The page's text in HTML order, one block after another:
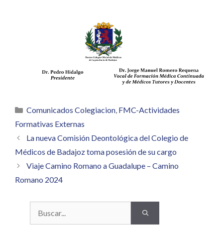
Categorías
Comunicados Colegiacion, FMC-Actividades
Formativas Externas
La nueva Comisión Deontológica del Colegio de
Médicos de Badajoz toma posesión de su cargo
Viaje Camino Romano a Guadalupe – Camino
Romano 2024